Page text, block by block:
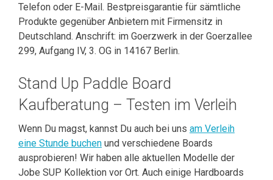
Telefon oder E-Mail. Bestpreisgarantie für sämtliche
Produkte gegenüber Anbietern mit Firmensitz in
Deutschland. Anschrift: im Goerzwerk in der Goerzallee
299, Aufgang IV, 3. OG in 14167 Berlin.
Stand Up Paddle Board
Kaufberatung – Testen im Verleih
Wenn Du magst, kannst Du auch bei uns am Verleih
eine Stunde buchen und verschiedene Boards
ausprobieren! Wir haben alle aktuellen Modelle der
Jobe SUP Kollektion vor Ort. Auch einige Hardboards